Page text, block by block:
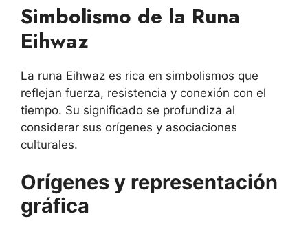
Simbolismo de la Runa
Eihwaz
La runa Eihwaz es rica en simbolismos que
reflejan fuerza, resistencia y conexión con el
tiempo. Su significado se profundiza al
considerar sus orígenes y asociaciones
culturales.
Orígenes y representación
gráfica